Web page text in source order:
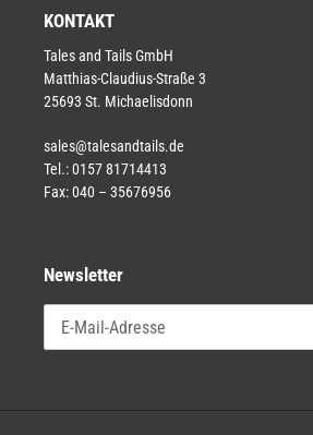
KONTAKT
Tales and Tails GmbH
Matthias-Claudius-Straße 3
25693 St. Michaelisdonn
sales@talesandtails.de
Tel.: 0157 81714413
Fax: 040 – 35676956
Newsletter